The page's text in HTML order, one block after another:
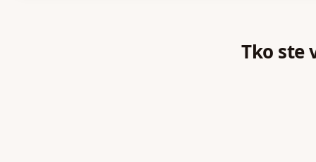
Tko ste